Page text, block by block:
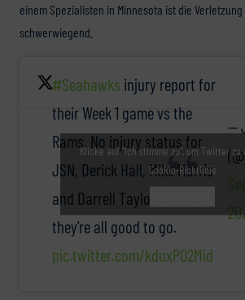
einem Spezialisten in Minnesota ist die
schwerwiegend.
#Seahawks injury report for
their Week 1 game vs the
Rams. No injury status for
JSN, Derick Hall, Mike Morris
and Darrell Taylor means
they're all good to go.
pic.twitter.com/kduxPO2Mid
—
Klicke auf "Ich stimme zu", um Twitter zu
Cookie-Richtlinie